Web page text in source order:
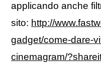
applicando anche
sito: http://
gadget/come-dare-
cinemagram/